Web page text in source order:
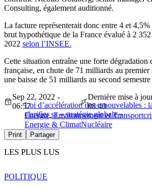
Consulting, également auditionné.
La facture représenterait donc entre 4 et
brut hypothétique de la France évalué à 2
2022 selon l’INSEE.
Cette situation entraîne une forte dégradation
française, en chute de 71 milliards au premier
une baisse de 51 milliards au second
Loi d’accélération des renouvelables :
clarifier sa « stratégie globale »
Sep 22, 2022 -
06:57
Dernière mise à
08:40
Energie, Environnement et Transport
Energie & ClimatNucléaire
Print Partager
LES PLUS LUS
POLITIQUE